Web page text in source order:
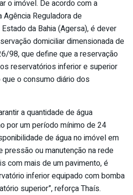
o imóvel. De acordo com a
Reguladora de
da Bahia (Agersa), é dever
domiciliar dimensionada de
98, que define que a reservação
reservatórios inferior e superior
o consumo diário dos
a quantidade de água
por um período mínimo de 24
de água no imóvel em
pressão ou manutenção na rede
com mais de um pavimento, é
inferior equipado com bomba
superior”, reforça Thaís.